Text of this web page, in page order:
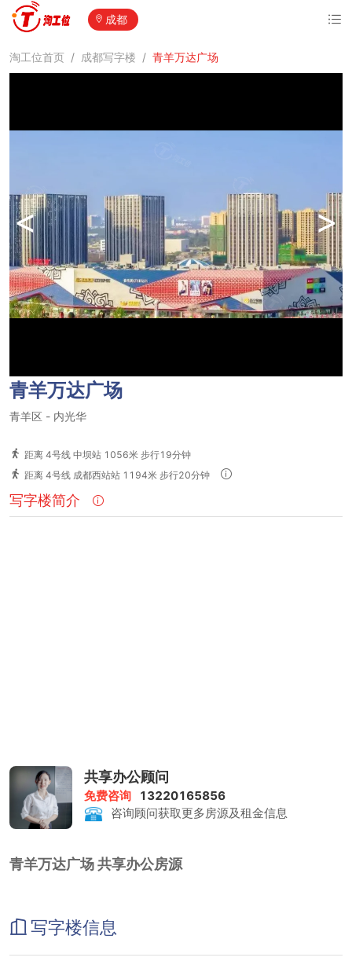
成都
淘工位首页 / 成都写字楼 / 青羊万达广场
< >
青羊万达广场
青羊区 - 内光华
距离 4号线 中坝站 1056米 步行19分钟
距离 4号线 成都西站站 1194米 步行20分钟
写字楼简介
共享办公顾问
免费咨询
13220165856
咨询顾问获取更多房源及租金信息
青羊万达广场 共享办公房源
写字楼信息